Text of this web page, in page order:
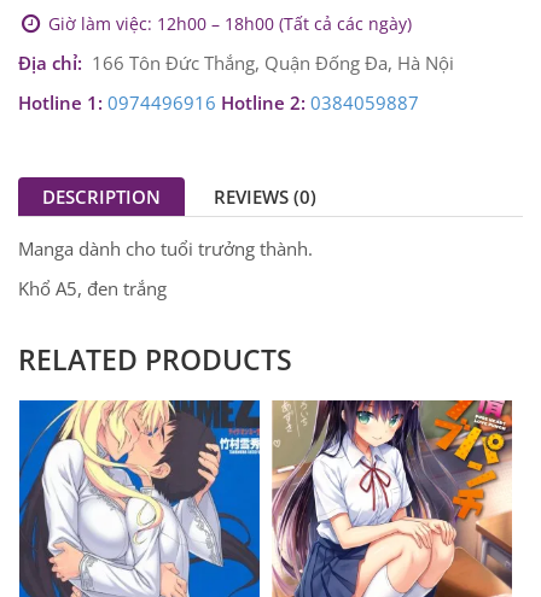
Giờ làm việc: 12h00 – 18h00 (Tất cả các ngày)
Địa chỉ: 166 Tôn Đức Thắng, Quận Đống Đa, Hà Nội
Hotline 1: 0974496916 Hotline 2: 0384059887
DESCRIPTION REVIEWS (0)
Manga dành cho tuổi trưởng thành.
Khổ A5, đen trắng
RELATED PRODUCTS